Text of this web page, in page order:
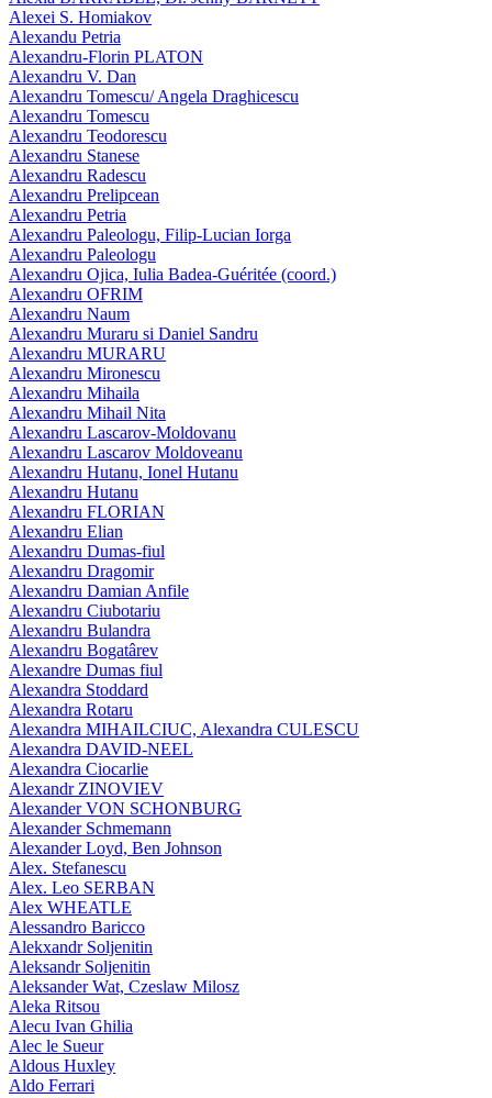
Alexei S. Homiakov
Alexandu Petria
Alexandru-Florin PLATON
Alexandru V. Dan
Alexandru Tomescu/ Angela Draghicescu
Alexandru Tomescu
Alexandru Teodorescu
Alexandru Stanese
Alexandru Radescu
Alexandru Prelipcean
Alexandru Petria
Alexandru Paleologu, Filip-Lucian Iorga
Alexandru Paleologu
Alexandru Ojica, Iulia Badea-Guéritée (coord.)
Alexandru OFRIM
Alexandru Naum
Alexandru Muraru si Daniel Sandru
Alexandru MURARU
Alexandru Mironescu
Alexandru Mihaila
Alexandru Mihail Nita
Alexandru Lascarov-Moldovanu
Alexandru Lascarov Moldoveanu
Alexandru Hutanu, Ionel Hutanu
Alexandru Hutanu
Alexandru FLORIAN
Alexandru Elian
Alexandru Dumas-fiul
Alexandru Dragomir
Alexandru Damian Anfile
Alexandru Ciubotariu
Alexandru Bulandra
Alexandru Bogatârev
Alexandre Dumas fiul
Alexandra Stoddard
Alexandra Rotaru
Alexandra MIHAILCIUC, Alexandra CULESCU
Alexandra DAVID-NEEL
Alexandra Ciocarlie
Alexandr ZINOVIEV
Alexander VON SCHONBURG
Alexander Schmemann
Alexander Loyd, Ben Johnson
Alex. Stefanescu
Alex. Leo SERBAN
Alex WHEATLE
Alessandro Baricco
Alekxandr Soljenitin
Aleksandr Soljenitin
Aleksander Wat, Czeslaw Milosz
Aleka Ritsou
Alecu Ivan Ghilia
Alec le Sueur
Aldous Huxley
Aldo Ferrari